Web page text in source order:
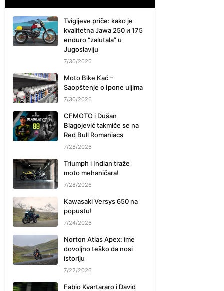
Tvigijeve priče: kako je
kvalitetna Jawa 250 и 175
enduro “zalutala” u
Jugoslaviju
7/30/2026
Moto Bike Kać –
Saopštenje o Ipone uljima
7/30/2026
CFMOTO i Dušan
Blagojević takmiče se na
Red Bull Romaniacs
7/28/2026
Triumph i Indian traže
moto mehaničara!
7/28/2026
Kawasaki Versys 650 na
popustu!
7/24/2026
Norton Atlas Apex: ime
dovoljno teško da nosi
istoriju
7/22/2026
Fabio Kvartararo i David